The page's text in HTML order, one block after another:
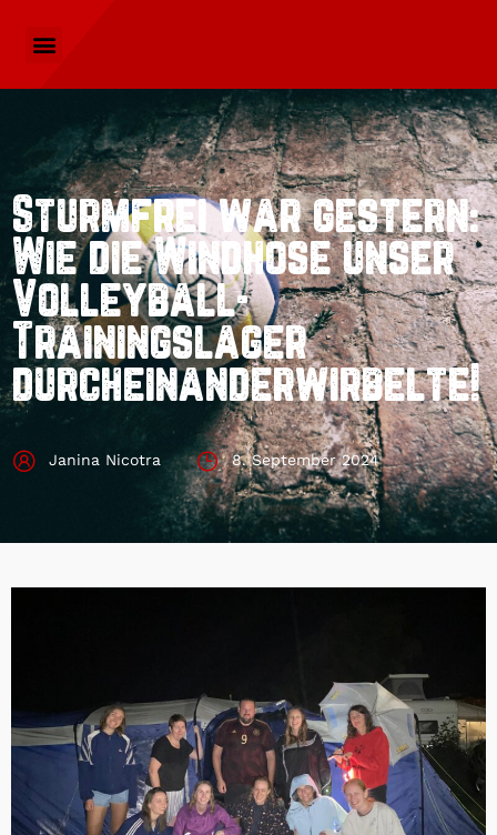
Sturmfrei war gestern:
Wie die Windhose unser
Volleyball-
Trainingslager
durcheinanderwirbelte!
Janina Nicotra 8. September 2024